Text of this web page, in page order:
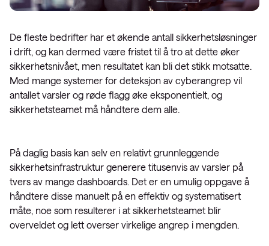
De fleste bedrifter har et økende antall sikkerhetsløsninger
i drift, og kan dermed være fristet til å tro at dette øker
sikkerhetsnivået, men resultatet kan bli det stikk motsatte.
Med mange systemer for deteksjon av cyberangrep vil
antallet varsler og røde flagg øke eksponentielt, og
sikkerhetsteamet må håndtere dem alle.
På daglig basis kan selv en relativt grunnleggende
sikkerhetsinfrastruktur generere titusenvis av varsler på
tvers av mange dashboards. Det er en umulig oppgave å
håndtere disse manuelt på en effektiv og systematisert
måte, noe som resulterer i at sikkerhetsteamet blir
overveldet og lett overser virkelige angrep i mengden.